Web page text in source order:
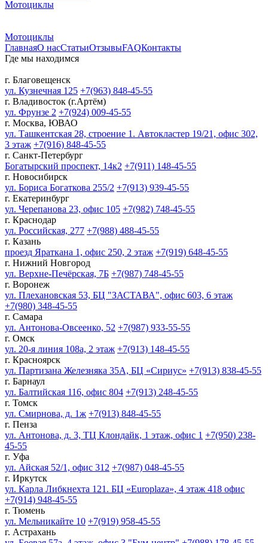
Мотоциклы
Мотоциклы
ГлавнаяО насСтатьиОтзывыFAQКонтакты
Где мы находимся
г. Благовещенск
ул. Кузнечная 125 +7(963) 848-45-55
г. Владивосток (г.Артём)
ул. Фрунзе 2 +7(924) 009-45-55
г. Москва, ЮВАО
ул. Ташкентская 28, строение 1. Автокластер 19/21, офис 302,
3 этаж +7(916) 848-45-55
г. Санкт-Петербург
Богатырский проспект, 14к2 +7(911) 148-45-55
г. Новосибирск
ул. Бориса Богаткова 255/2 +7(913) 939-45-55
г. Екатеринбург
ул. Черепанова 23, офис 105 +7(982) 748-45-55
г. Краснодар
ул. Российская, 277 +7(988) 488-45-55
г. Казань
проезд Яраткана 1, офис 250, 2 этаж +7(919) 648-45-55
г. Нижний Новгород
ул. Верхне-Печёрская, 7Б +7(987) 748-45-55
г. Воронеж
ул. Плехановская 53, БЦ "ЗАСТАВА", офис 603, 6 этаж
+7(980) 348-45-55
г. Самара
ул. Антонова-Овсеенко, 52 +7(987) 933-55-55
г. Омск
ул. 20-я линия 108а, 2 этаж +7(913) 148-45-55
г. Красноярск
ул. Партизана Железняка 35А, БЦ «Сириус» +7(913) 838-45-55
г. Барнаул
ул. Балтийская 116, офис 804 +7(913) 248-45-55
г. Томск
ул. Смирнова, д. 1ж +7(913) 848-45-55
г. Пенза
ул. Антонова, д. 3, ТЦ Клондайк, 1 этаж, офис 1 +7(950) 238-
45-55
г. Уфа
ул. Айская 52/1, офис 312 +7(987) 048-45-55
г. Иркутск
ул. Карла Либкнехта 121. БЦ «Europlaza», 4 этаж 418 офис
+7(914) 948-45-55
г. Тюмень
ул. Мельникайте 10 +7(919) 958-45-55
г. Астрахань